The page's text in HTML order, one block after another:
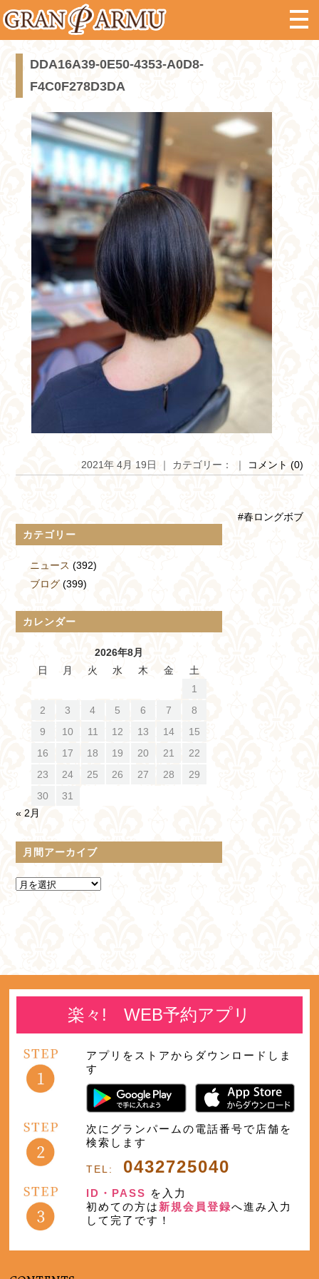
DDA16A39-0E50-4353-A0D8-
F4C0F278D3DA
2021年 4月 19日 ｜ カテゴリー： ｜ コメント (0)
#春ロングボブ
カテゴリー
ニュース (392)
ブログ(399)
カレンダー
2026年8月
日
月 火 水 木 金
土
1
2
3 4 5 6 7
8
9
10 11 12 13 14
15
16
17 18 19 20 21
22
23
24 25 26 27 28
29
30
31
« 2月
月間アーカイブ
楽々! WEB予約アプリ
アプリをストアからダウンロードしま
す
次にグランパームの電話番号で店舗を
検索します
TEL: 0432725040
ID・PASS を入力
初めての方は 新規会員登録へ進み入力
して完了です！